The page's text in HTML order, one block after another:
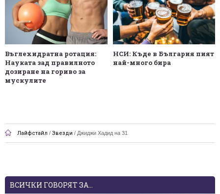
Въглехидратна ротация:
Науката зад правилното
дозиране на гориво за
мускулите
НСИ: Къде в България пият
най-много бира
Лайфстайл / Звезди / Джиджи Хадид на 31
ВСИЧКИ ГОВОРЯТ ЗА...